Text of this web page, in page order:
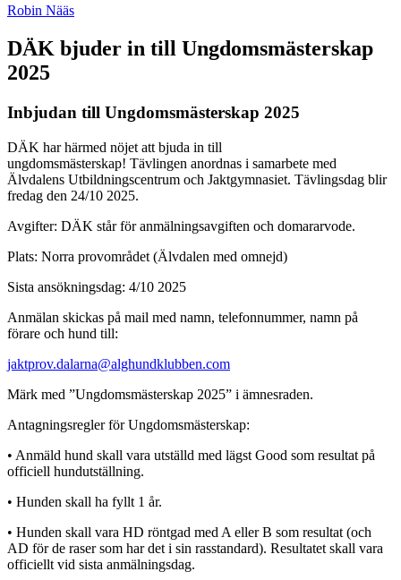
Robin Nääs
DÄK bjuder in till Ungdomsmästerskap
2025
Inbjudan till Ungdomsmästerskap 2025
DÄK har härmed nöjet att bjuda in till
ungdomsmästerskap! Tävlingen anordnas i samarbete med
Älvdalens Utbildningscentrum och Jaktgymnasiet. Tävlingsdag blir
fredag den 24/10 2025.
Avgifter: DÄK står för anmälningsavgiften och domararvode.
Plats: Norra provområdet (Älvdalen med omnejd)
Sista ansökningsdag: 4/10 2025
Anmälan skickas på mail med namn, telefonnummer, namn på
förare och hund till:
jaktprov.dalarna@alghundklubben.com
Märk med ”Ungdomsmästerskap 2025” i ämnesraden.
Antagningsregler för Ungdomsmästerskap:
• Anmäld hund skall vara utställd med lägst Good som resultat på
officiell hundutställning.
• Hunden skall ha fyllt 1 år.
• Hunden skall vara HD röntgad med A eller B som resultat (och
AD för de raser som har det i sin rasstandard). Resultatet skall vara
officiellt vid sista anmälningsdag.